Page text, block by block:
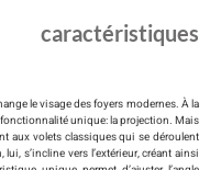
le visage des foyers modernes. À la
unique: la projection. Mais
aux volets classiques qui se déroulent
s’incline vers l’extérieur, créant ainsi